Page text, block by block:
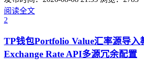
阅读全文
2
TP钱包Portfolio Value汇率源导入
Exchange Rate API多源冗余配置